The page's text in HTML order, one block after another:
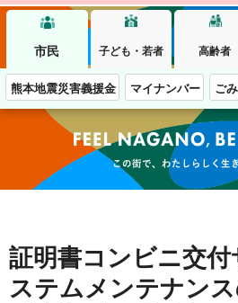
市民 子ども・若者 高齢者
熊本地震災害義援金 マイナンバー ご
この街で、わたしらしく
証明書コンビニ交
ステムメンテナン